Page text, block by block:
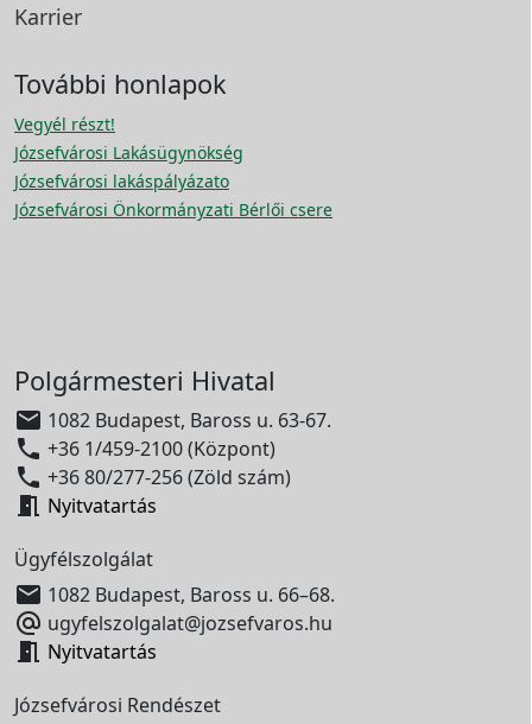
Karrier
További honlapok
Vegyél részt!
Józsefvárosi Lakásügynökség
Józsefvárosi lakáspályázato
Józsefvárosi Önkormányzati Bérlői csere
Polgármesteri Hivatal
 1082 Budapest, Baross u. 63-67.
 +36 1/459-2100 (Központ)
 +36 80/277-256 (Zöld szám)
 Nyitvatartás
Ügyfélszolgálat
 1082 Budapest, Baross u. 66–68.
 ugyfelszolgalat@jozsefvaros.hu
 Nyitvatartás
Józsefvárosi Rendészet